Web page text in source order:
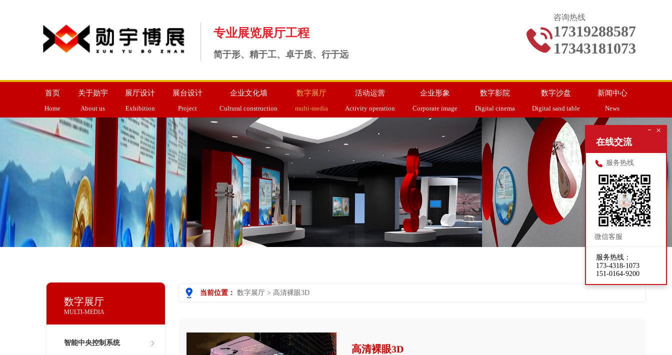
专业展览展厅工程
简于形、精于工、卓于质、行于远
咨询热线
17319288587
17343181073
首页
Home
关于勋宇
About us
展厅设计
Exhibition
展台设计
Project
企业文化墙
Cultural construction
数字展厅
multi-media
活动运营
Activity operation
企业形象
Corporate image
数字影院
Digital cinema
数字沙盘
Digital sand table
新闻中心
News
当前位置： 数字展厅 > 高清裸眼3D
高清裸眼3D
数字展厅
MULTI-MEDIA
智能中央控制系统
×
-
在线交流
服务热线
微信客服
服务热线：
173-4318-1073
151-0164-9200